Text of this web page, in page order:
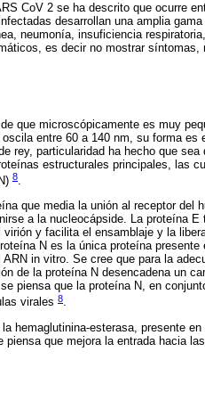
CoV 2 se ha descrito que ocurre
desarrollan una amplia
neumonía, insuficiencia
es decir no mostrar
que microscópicamente es muy
entre 60 a 140 nm, su forma
rey, particularidad ha hecho que
estructurales principales, las
8
que media la unión al receptor del
a la nucleocápside. La proteína
virión y facilita el ensamblaje y la
N es la única proteína
in vitro. Se cree que para la
de la proteína N desencadena un
piensa que la proteína N, en
virales 8.
hemaglutinina-esterasa, presente
que mejora la entrada hacia